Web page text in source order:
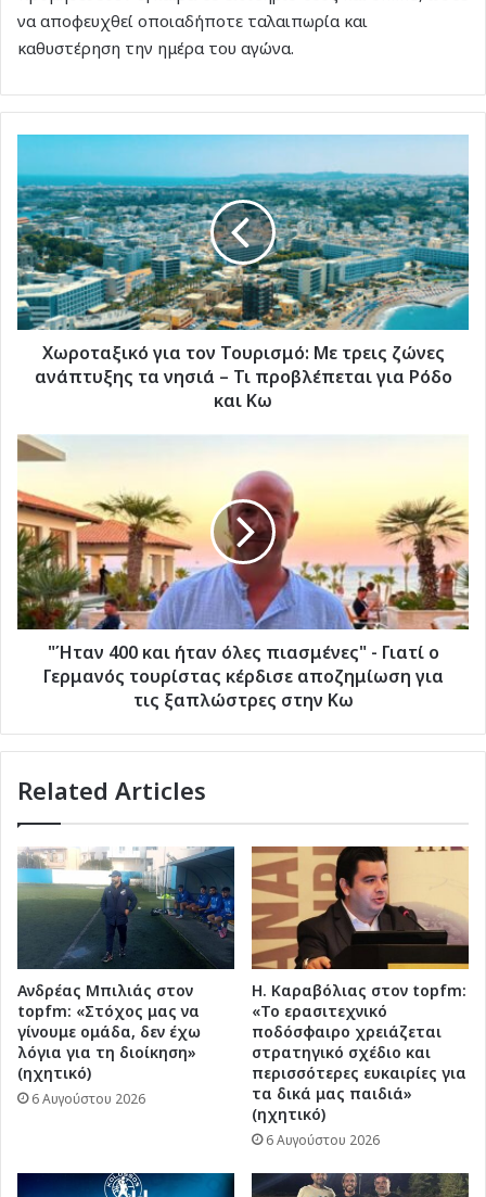
να αποφευχθεί οποιαδήποτε ταλαιπωρία και
καθυστέρηση την ημέρα του αγώνα.
Χωροταξικό
τον
Τουρισμό:
Με
τρεις
ζώνες
ανάπτυξης
τα
νησιά
για
Ρόδο
και
Κω
Χωροταξικό για τον Τουρισμό: Με τρεις ζώνες
ανάπτυξης τα νησιά – Τι προβλέπεται για Ρόδο
και Κω
"Ήταν
400
και
ήταν
όλες
πιασμένες"
-
Γιατί
ο
Γερμανός
τουρίστας
για
ξαπλώστρες
Κω
"Ήταν 400 και ήταν όλες πιασμένες" - Γιατί ο
Γερμανός τουρίστας κέρδισε αποζημίωση για
τις ξαπλώστρες στην Κω
Related Articles
Ανδρέας Μπιλιάς στον
topfm: «Στόχος μας να
γίνουμε ομάδα, δεν έχω
λόγια για τη διοίκηση»
(ηχητικό)
6 Αυγούστου 2026
Η. Καραβόλιας στον topfm:
«Το ερασιτεχνικό
ποδόσφαιρο χρειάζεται
στρατηγικό σχέδιο και
περισσότερες ευκαιρίες για
τα δικά μας παιδιά»
(ηχητικό)
6 Αυγούστου 2026